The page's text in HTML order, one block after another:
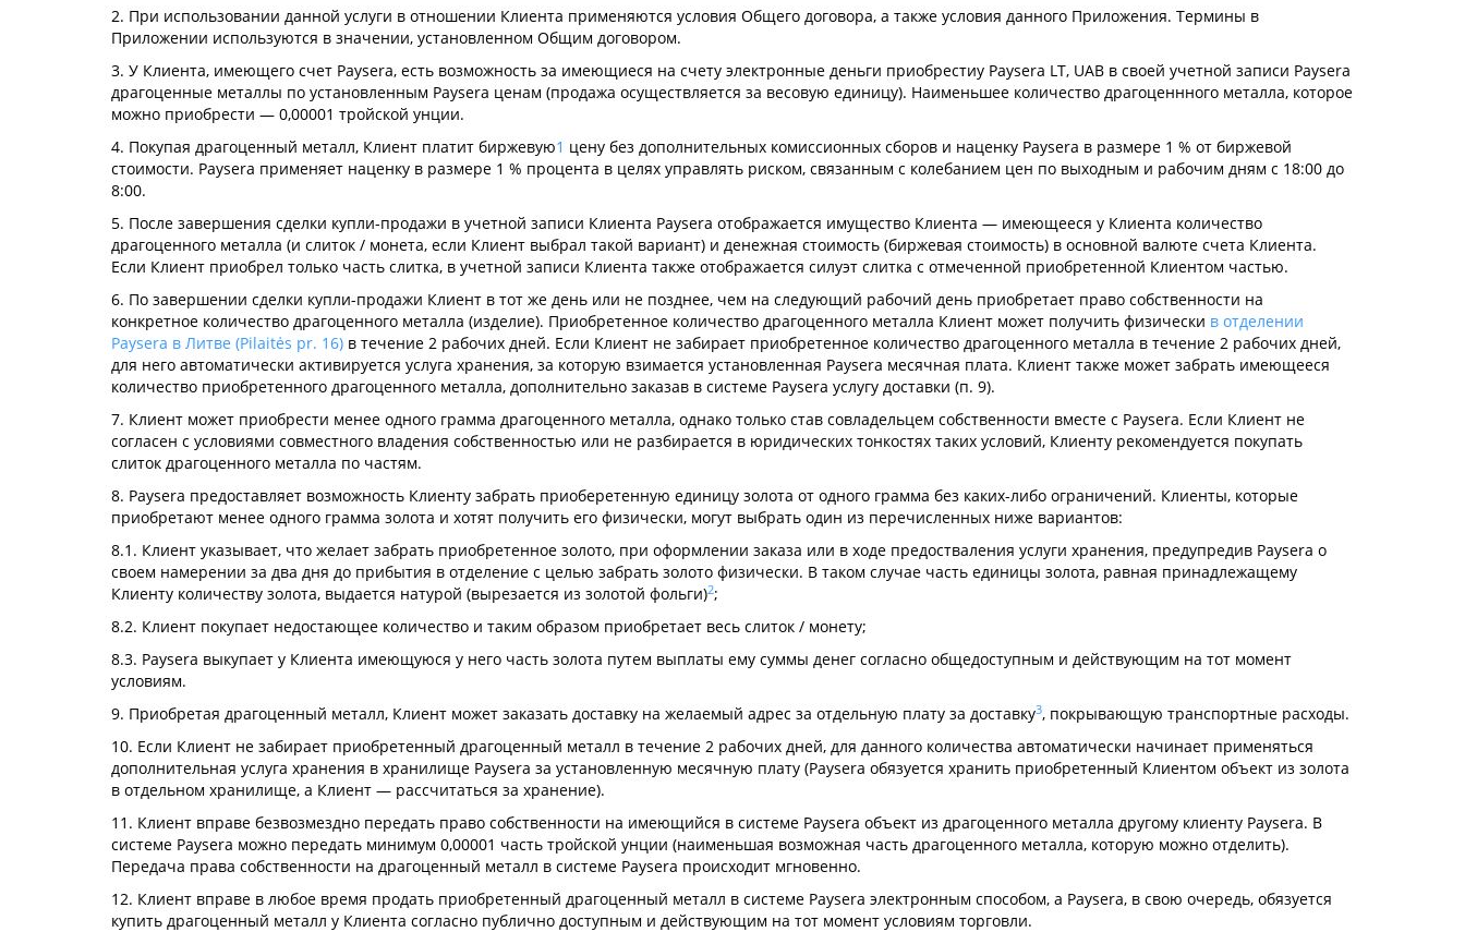
2. При использовании данной услуги в отношении Клиента применяются условия Общего договора, а также условия данного Приложения. Термины в
Приложении используются в значении, установленном Общим договором.
3. У Клиента, имеющего счет Paysera, есть возможность за имеющиеся на счету электронные деньги приобрестиу Paysera LT, UAB в своей учетной записи Paysera
драгоценные металлы по установленным Paysera ценам (продажа осуществляется за весовую единицу). Наименьшее количество драгоценнного металла, которое
можно приобрести — 0,00001 тройской унции.
4. Покупая драгоценный металл, Клиент платит биржевую1 цену без дополнительных комиссионных сборов и наценку Paysera в размере 1 % от биржевой
стоимости. Paysera применяет наценку в размере 1 % процента в целях управлять риском, связанным с колебанием цен по выходным и рабочим дням с 18:00 до
8:00.
5. После завершения сделки купли-продажи в учетной записи Клиента Paysera отображается имущество Клиента — имеющееся у Клиента количество
драгоценного металла (и слиток / монета, если Клиент выбрал такой вариант) и денежная стоимость (биржевая стоимость) в основной валюте счета Клиента.
Если Клиент приобрел только часть слитка, в учетной записи Клиента также отображается силуэт слитка с отмеченной приобретенной Клиентом частью.
6. По завершении сделки купли-продажи Клиент в тот же день или не позднее, чем на следующий рабочий день приобретает право собственности на
конкретное количество драгоценного металла (изделие). Приобретенное количество драгоценного металла Клиент может получить физически в отделении
Paysera в Литве (Pilaitės pr. 16) в течение 2 рабочих дней. Если Клиент не забирает приобретенное количество драгоценного металла в течение 2 рабочих дней,
для него автоматически активируется услуга хранения, за которую взимается установленная Paysera месячная плата. Клиент также может забрать имеющееся
количество приобретенного драгоценного металла, дополнительно заказав в системе Paysera услугу доставки (п. 9).
7. Клиент может приобрести менее одного грамма драгоценного металла, однако только став совладельцем собственности вместе с Paysera. Если Клиент не
согласен с условиями совместного владения собственностью или не разбирается в юридических тонкостях таких условий, Клиенту рекомендуется покупать
слиток драгоценного металла по частям.
8. Paysera предоставляет возможность Клиенту забрать приоберетенную единицу золота от одного грамма без каких-либо ограничений. Клиенты, которые
приобретают менее одного грамма золота и хотят получить его физически, могут выбрать один из перечисленных ниже вариантов:
8.1. Клиент указывает, что желает забрать приобретенное золото, при оформлении заказа или в ходе предостваления услуги хранения, предупредив Paysera о
своем намерении за два дня до прибытия в отделение с целью забрать золото физически. В таком случае часть единицы золота, равная принадлежащему
Клиенту количеству золота, выдается натурой (вырезается из золотой фольги)2;
8.2. Клиент покупает недостающее количество и таким образом приобретает весь слиток / монету;
8.3. Paysera выкупает у Клиента имеющуюся у него часть золота путем выплаты ему суммы денег согласно общедоступным и действующим на тот момент
условиям.
9. Приобретая драгоценный металл, Клиент может заказать доставку на желаемый адрес за отдельную плату за доставку3, покрывающую транспортные расходы.
10. Если Клиент не забирает приобретенный драгоценный металл в течение 2 рабочих дней, для данного количества автоматически начинает применяться
дополнительная услуга хранения в хранилище Paysera за установленную месячную плату (Paysera обязуется хранить приобретенный Клиентом объект из золота
в отдельном хранилище, а Клиент — рассчитаться за хранение).
11. Клиент вправе безвозмездно передать право собственности на имеющийся в системе Paysera объект из драгоценного металла другому клиенту Paysera. В
системе Paysera можно передать минимум 0,00001 часть тройской унции (наименьшая возможная часть драгоценного металла, которую можно отделить).
Передача права собственности на драгоценный металл в системе Paysera происходит мгновенно.
12. Клиент вправе в любое время продать приобретенный драгоценный металл в системе Paysera электронным способом, а Paysera, в свою очередь, обязуется
купить драгоценный металл у Клиента согласно публично доступным и действующим на тот момент условиям торговли.